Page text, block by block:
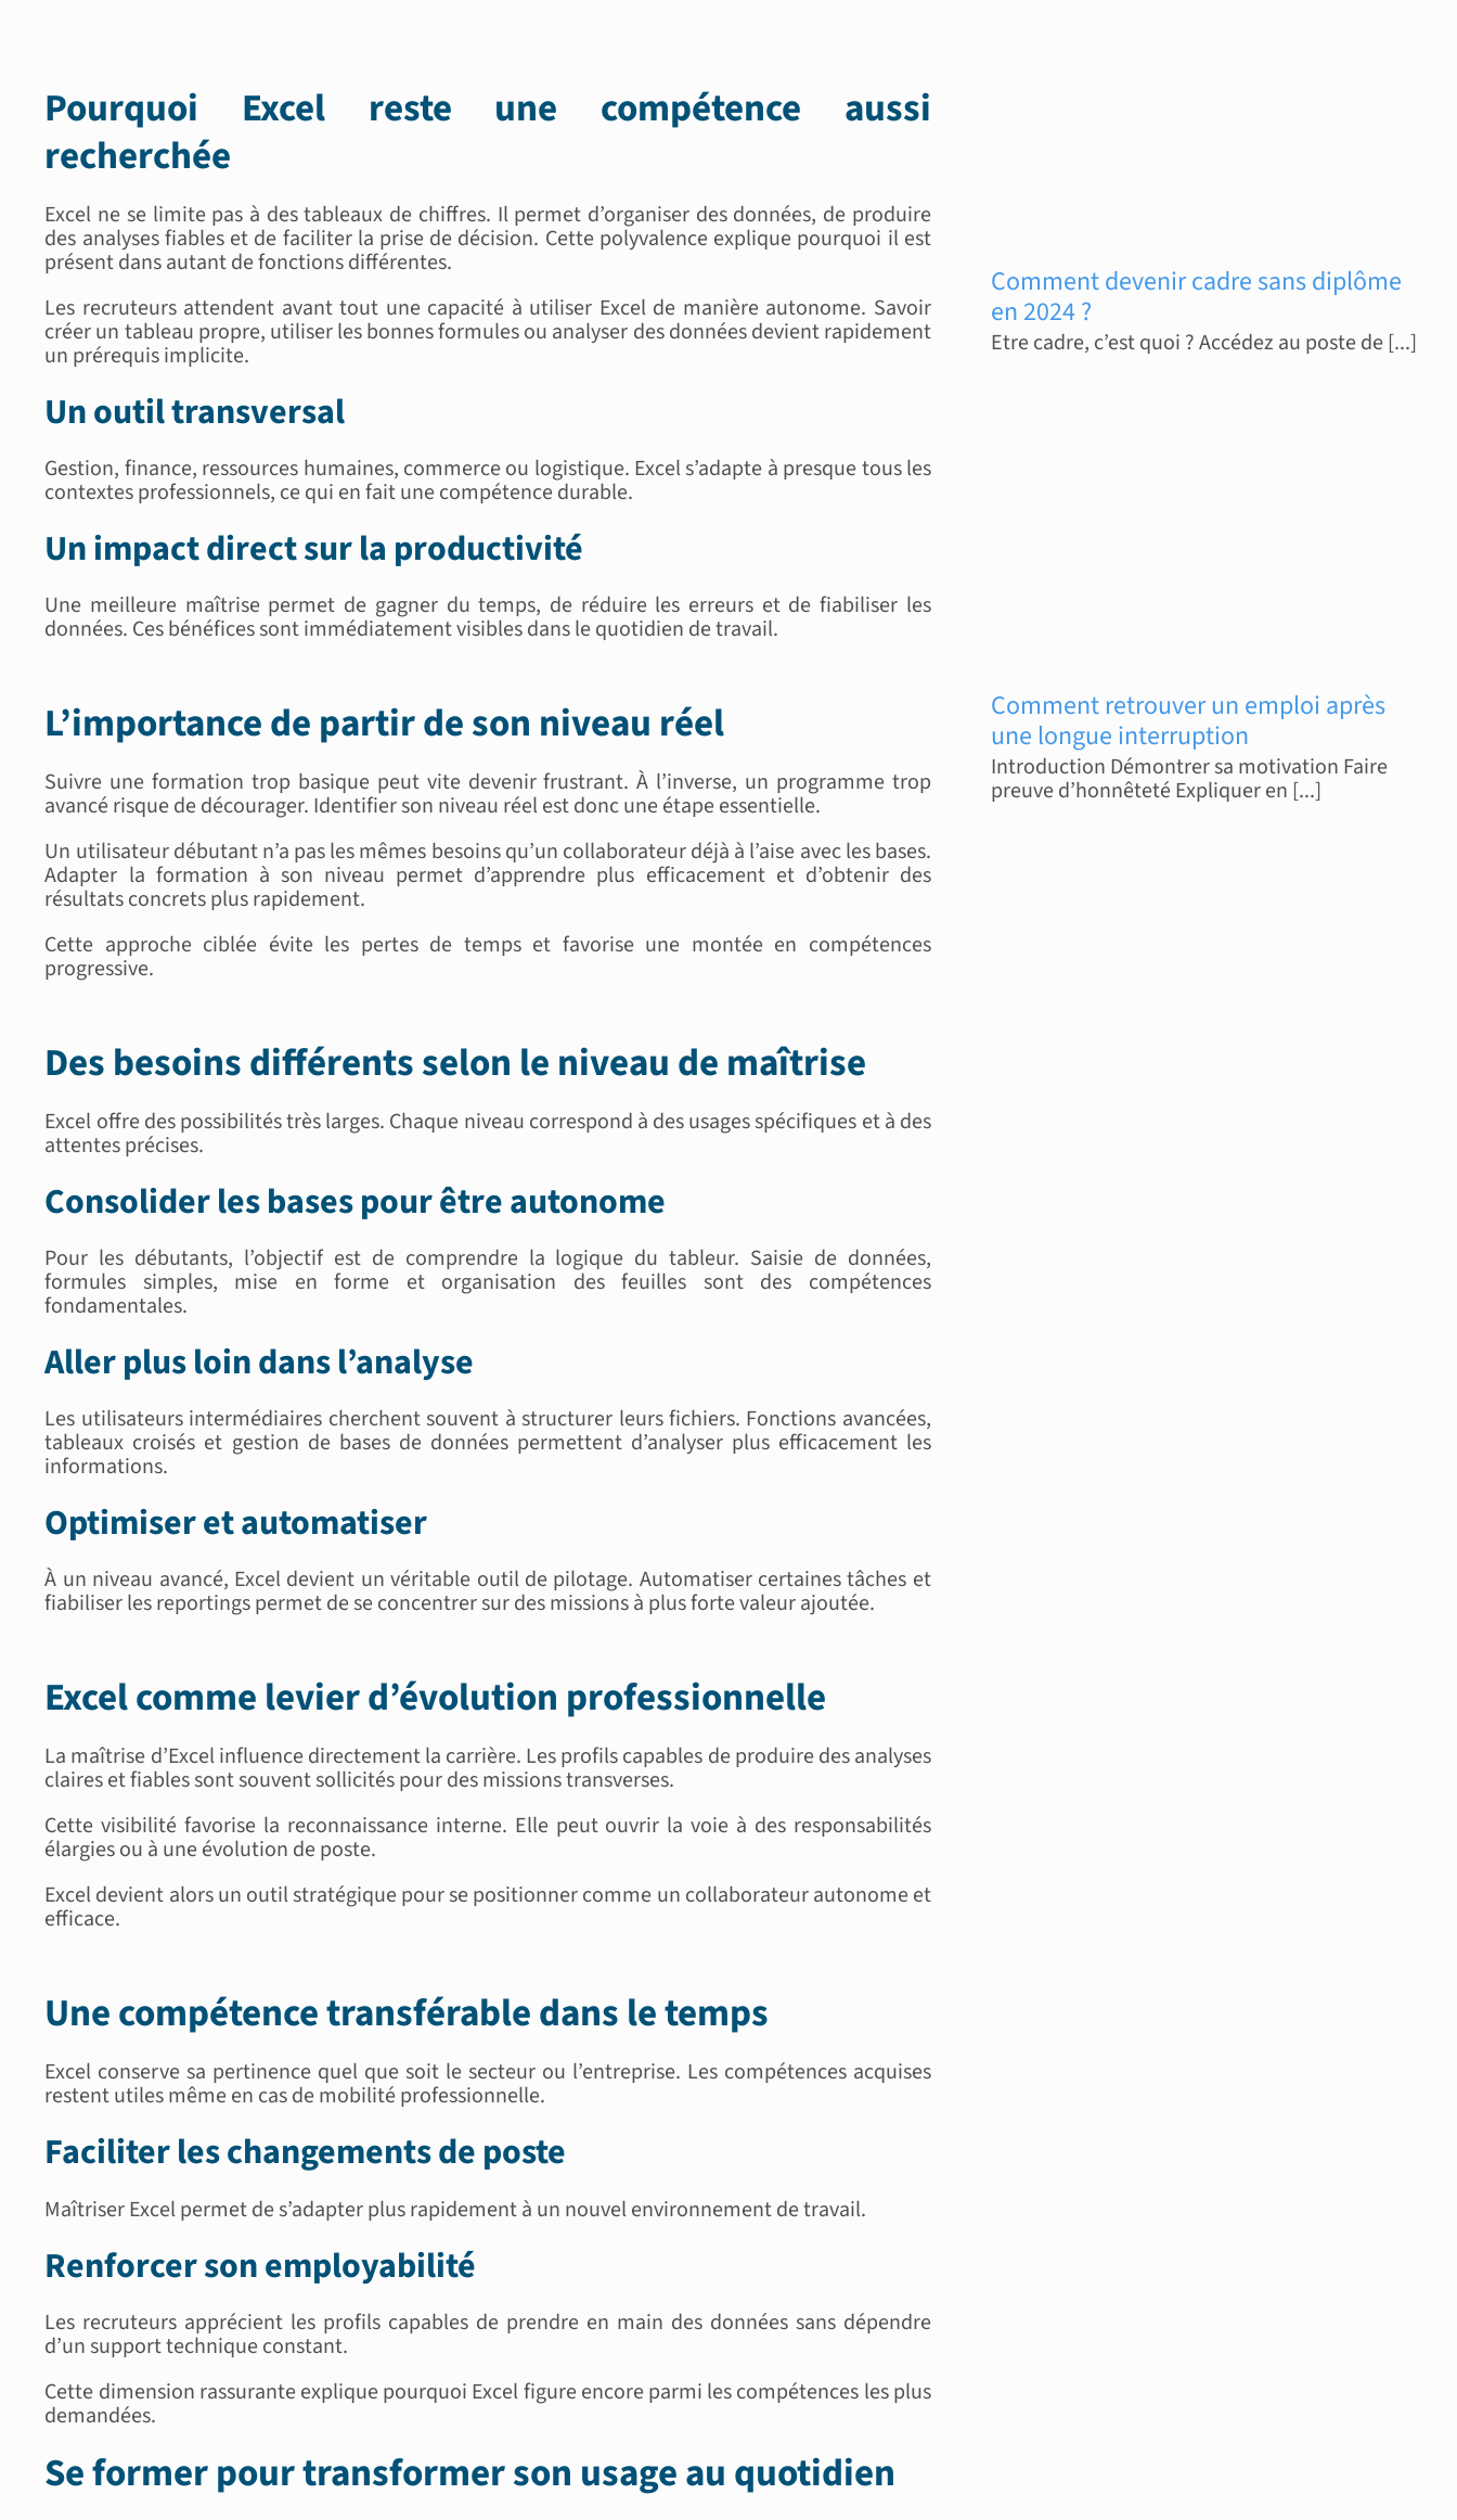
Pourquoi Excel reste une compétence aussi
recherchée
Excel ne se limite pas à des tableaux de chiffres. Il permet d’organiser des données, de produire
des analyses fiables et de faciliter la prise de décision. Cette polyvalence explique pourquoi il est
présent dans autant de fonctions différentes.
Les recruteurs attendent avant tout une capacité à utiliser Excel de manière autonome. Savoir
créer un tableau propre, utiliser les bonnes formules ou analyser des données devient rapidement
un prérequis implicite.
Un outil transversal
Gestion, finance, ressources humaines, commerce ou logistique. Excel s’adapte à presque tous les
contextes professionnels, ce qui en fait une compétence durable.
Un impact direct sur la productivité
Une meilleure maîtrise permet de gagner du temps, de réduire les erreurs et de fiabiliser les
données. Ces bénéfices sont immédiatement visibles dans le quotidien de travail.
L’importance de partir de son niveau réel
Suivre une formation trop basique peut vite devenir frustrant. À l’inverse, un programme trop
avancé risque de décourager. Identifier son niveau réel est donc une étape essentielle.
Un utilisateur débutant n’a pas les mêmes besoins qu’un collaborateur déjà à l’aise avec les bases.
Adapter la formation à son niveau permet d’apprendre plus efficacement et d’obtenir des
résultats concrets plus rapidement.
Cette approche ciblée évite les pertes de temps et favorise une montée en compétences
progressive.
Des besoins différents selon le niveau de maîtrise
Excel offre des possibilités très larges. Chaque niveau correspond à des usages spécifiques et à des
attentes précises.
Consolider les bases pour être autonome
Pour les débutants, l’objectif est de comprendre la logique du tableur. Saisie de données,
formules simples, mise en forme et organisation des feuilles sont des compétences
fondamentales.
Aller plus loin dans l’analyse
Les utilisateurs intermédiaires cherchent souvent à structurer leurs fichiers. Fonctions avancées,
tableaux croisés et gestion de bases de données permettent d’analyser plus efficacement les
informations.
Optimiser et automatiser
À un niveau avancé, Excel devient un véritable outil de pilotage. Automatiser certaines tâches et
fiabiliser les reportings permet de se concentrer sur des missions à plus forte valeur ajoutée.
Excel comme levier d’évolution professionnelle
La maîtrise d’Excel influence directement la carrière. Les profils capables de produire des analyses
claires et fiables sont souvent sollicités pour des missions transverses.
Cette visibilité favorise la reconnaissance interne. Elle peut ouvrir la voie à des responsabilités
élargies ou à une évolution de poste.
Excel devient alors un outil stratégique pour se positionner comme un collaborateur autonome et
efficace.
Une compétence transférable dans le temps
Excel conserve sa pertinence quel que soit le secteur ou l’entreprise. Les compétences acquises
restent utiles même en cas de mobilité professionnelle.
Faciliter les changements de poste
Maîtriser Excel permet de s’adapter plus rapidement à un nouvel environnement de travail.
Renforcer son employabilité
Les recruteurs apprécient les profils capables de prendre en main des données sans dépendre
d’un support technique constant.
Cette dimension rassurante explique pourquoi Excel figure encore parmi les compétences les plus
demandées.
Se former pour transformer son usage au quotidien
Comment devenir cadre sans diplôme
en 2024 ?
Etre cadre, c’est quoi ? Accédez au poste de [...]
Comment retrouver un emploi après
une longue interruption
Introduction Démontrer sa motivation Faire
preuve d’honnêteté Expliquer en [...]